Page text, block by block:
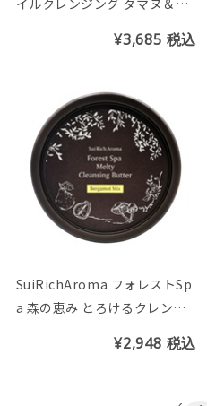
¥3,685 税込
SuiRichAroma フォレストSp
a 森の恵み とろけるクレンジ
¥2,948 税込